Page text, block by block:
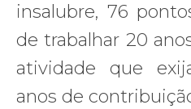
insalubre, 76
de trabalhar 20
atividade que
anos de